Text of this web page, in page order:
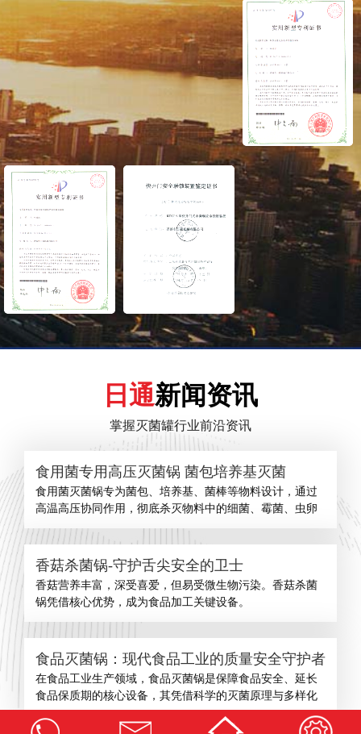
日通新闻资讯
掌握灭菌罐行业前沿资讯
食用菌专用高压灭菌锅 菌包培养基灭菌
食用菌灭菌锅专为菌包、培养基、菌棒等物料设计，通过
高温高压协同作用，彻底杀灭物料中的细菌、霉菌、虫卵
香菇杀菌锅-守护舌尖安全的卫士
​香菇营养丰富，深受喜爱，但易受微生物污染。香菇杀菌
锅凭借核心优势，成为食品加工关键设备。
食品灭菌锅：现代食品工业的质量安全守护者
在食品工业生产领域，食品灭菌锅是保障食品安全、延长
食品保质期的核心设备，其凭借科学的灭菌原理与多样化